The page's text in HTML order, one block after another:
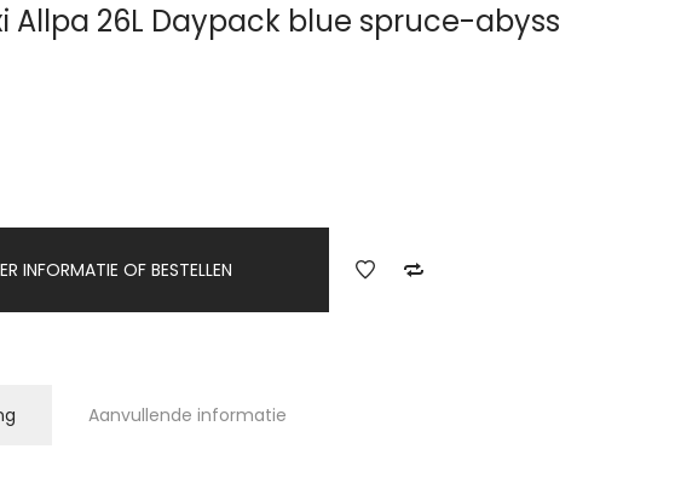
Allpa 26L Daypack blue spruce-abyss
INFORMATIE OF BESTELLEN
Aanvullende informatie